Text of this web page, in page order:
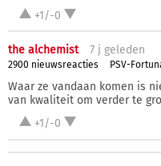
+1/-0
the alchemist 7 j geleden
2900 nieuwsreacties PSV-
Waar ze vandaan komen is
van kwaliteit om verder te
+1/-0